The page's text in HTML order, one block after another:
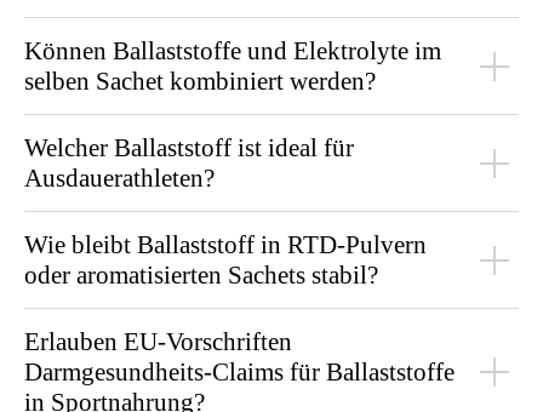
Können Ballaststoffe und Elektrolyte im
selben Sachet kombiniert werden?
Welcher Ballaststoff ist ideal für
Ausdauerathleten?
Wie bleibt Ballaststoff in RTD-Pulvern
oder aromatisierten Sachets stabil?
Erlauben EU-Vorschriften
Darmgesundheits-Claims für Ballaststoffe
in Sportnahrung?